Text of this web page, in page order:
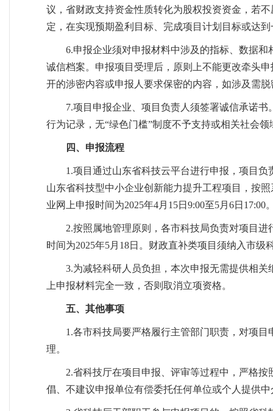
议，省财政支持资金性质转化为股权投资资金，若
定，在实现预期盈利目标、完成项目计划目标或达
6.申报企业须对申报材料中涉及的指标、数据
诚信档案。申报项目受理后，原则上不能更改牵头
开的涉密内容或申报人要求保密的内容，如涉及需
7.项目申报企业、项目负责人须签署诚信承诺
行为记录，无“绿色门槛”制度不予支持或相关社会
四、申报流程
1.项目通过山东省科技云平台进行申报，项目负
山东省科技型中小企业创新能力提升工程项目，按
业网上申报时间为2025年4月15日9:00至5月6日
2.按照属地管理原则，各市科技局负责对项目
时间为2025年5月18日。财政直补类项目须纳入市
3.为减轻科研人员负担，本次申报无需提供相
上申报材料完全一致，否则取消立项资格。
五、其他事项
1.各市科技局要严格履行主管部门职责，对项
理。
2.省科技厅在项目申报、评审等过程中，严格
倡、不建议申报单位有偿委托任何单位或个人提供中